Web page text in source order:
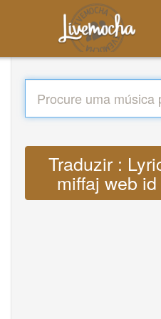
Traduzir :
miffaj web